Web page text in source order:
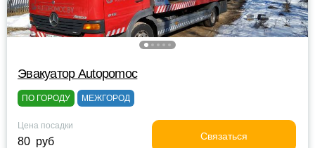
Эвакуатор Autopomoc
ПО ГОРОДУ МЕЖГОРОД
Цена посадки
80 руб Связаться